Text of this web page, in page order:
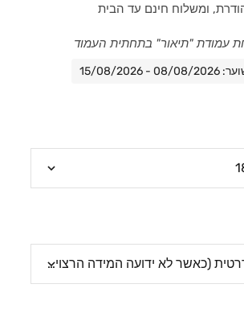
ומשלוח חינם עד הבית
עמודת "תיאור" בתחתית העמוד
08/2026